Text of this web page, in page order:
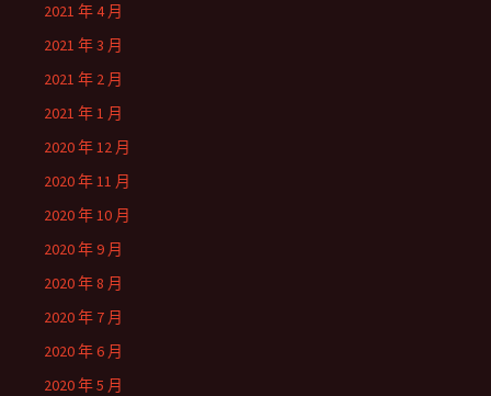
2021 年 4 月
2021 年 3 月
2021 年 2 月
2021 年 1 月
2020 年 12 月
2020 年 11 月
2020 年 10 月
2020 年 9 月
2020 年 8 月
2020 年 7 月
2020 年 6 月
2020 年 5 月